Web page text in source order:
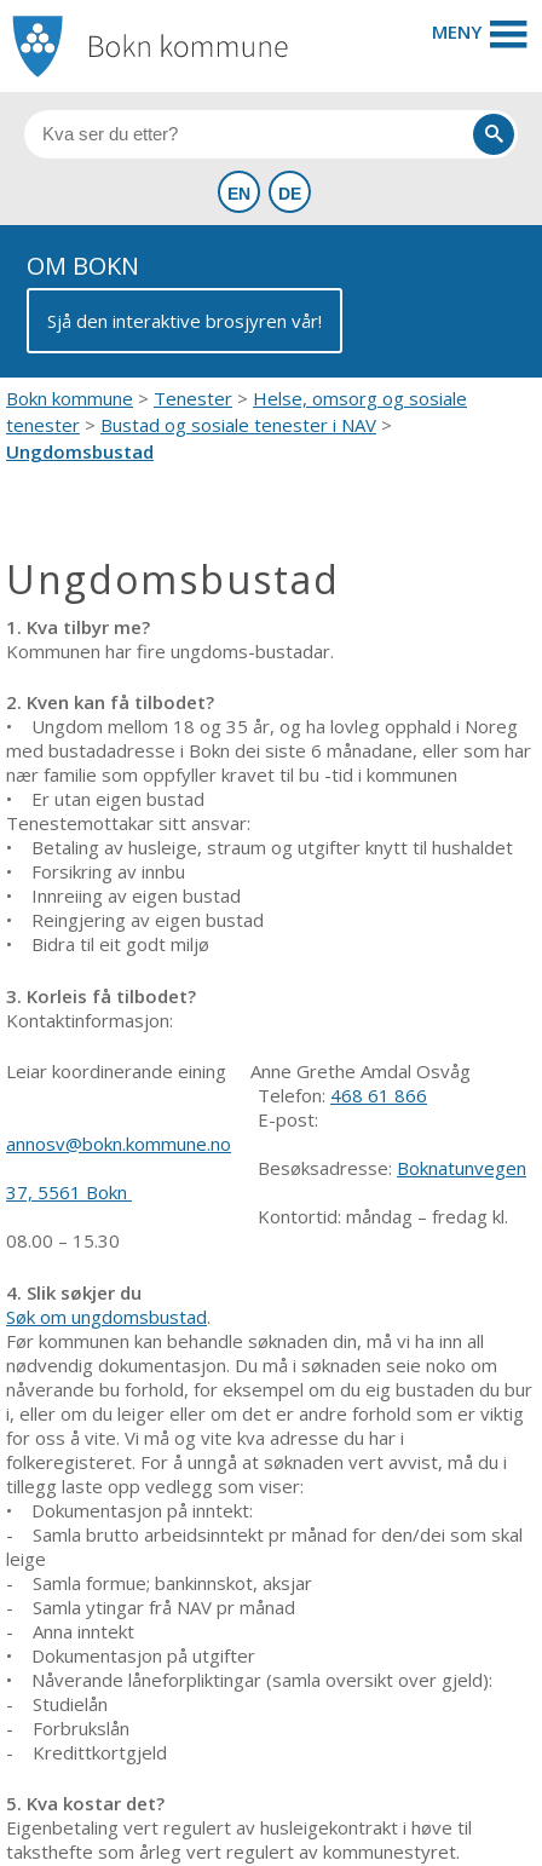
MENY
OM BOKN
Sjå den interaktive brosjyren vår!
Bokn kommune Tenester
Helse, omsorg og sosiale
tenester
Bustad og sosiale tenester i NAV
Ungdomsbustad
Ungdomsbustad
1. Kva tilbyr me?
Kommunen har fire ungdoms-bustadar.
2. Kven kan få tilbodet?
• Ungdom mellom 18 og 35 år, og ha lovleg opphald i Noreg
med bustadadresse i Bokn dei siste 6 månadane, eller som har
nær familie som oppfyller kravet til bu -tid i kommunen
• Er utan eigen bustad
Tenestemottakar sitt ansvar:
• Betaling av husleige, straum og utgifter knytt til hushaldet
• Forsikring av innbu
• Innreiing av eigen bustad
• Reingjering av eigen bustad
• Bidra til eit godt miljø
3. Korleis få tilbodet?
Kontaktinformasjon:
Leiar koordinerande eining Anne Grethe Amdal Osvåg
Telefon: 468 61 866
E-post:
annosv@bokn.kommune.no
Besøksadresse: Boknatunvegen
37, 5561 Bokn
Kontortid: måndag – fredag kl.
08.00 – 15.30
4. Slik søkjer du
Søk om ungdomsbustad.
Før kommunen kan behandle søknaden din, må vi ha inn all
nødvendig dokumentasjon. Du må i søknaden seie noko om
nåverande bu forhold, for eksempel om du eig bustaden du bur
i, eller om du leiger eller om det er andre forhold som er viktig
for oss å vite. Vi må og vite kva adresse du har i
folkeregisteret. For å unngå at søknaden vert avvist, må du i
tillegg laste opp vedlegg som viser:
• Dokumentasjon på inntekt:
- Samla brutto arbeidsinntekt pr månad for den/dei som skal
leige
- Samla formue; bankinnskot, aksjar
- Samla ytingar frå NAV pr månad
- Anna inntekt
• Dokumentasjon på utgifter
• Nåverande låneforpliktingar (samla oversikt over gjeld):
- Studielån
- Forbrukslån
- Kredittkortgjeld
5. Kva kostar det?
Eigenbetaling vert regulert av husleigekontrakt i høve til
taksthefte som årleg vert regulert av kommunestyret.